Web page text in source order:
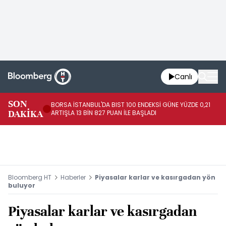
Canlı
SON
DAKİKA
BORSA İSTANBUL'DA BIST 100 ENDEKSİ GÜNE YÜZDE 0,21
ARTIŞLA 13 BİN 827 PUAN İLE BAŞLADI
Bloomberg HT Haberler
Piyasalar karlar ve kasırgadan yön
buluyor
Piyasalar karlar ve kasırgadan